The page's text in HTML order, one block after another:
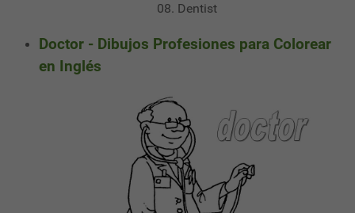
08. Dentist
Doctor - Dibujos Profesiones para Colorear
en Inglés